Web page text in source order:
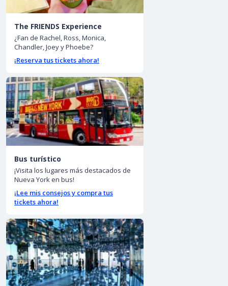
The FRIENDS Experience
¿Fan de Rachel, Ross, Monica,
Chandler, Joey y Phoebe?
¡Reserva tus tickets ahora!
Bus turístico
¡Visita los lugares más destacados de
Nueva York en bus!
¡Lee mis consejos y compra tus
tickets ahora!